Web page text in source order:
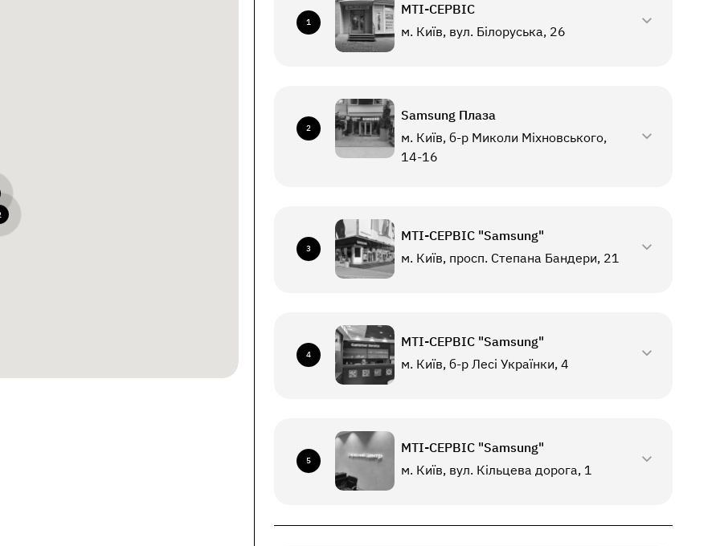
1
МТI-СЕРВІС
м. Київ, вул. Білоруська, 26
2
Samsung Плаза
м. Київ, б-р Миколи Міхновського,
14-16
3
МТI-СЕРВІС "Samsung"
м. Київ, просп. Степана Бандери, 21
4
МТI-СЕРВІС "Samsung"
м. Київ, б-р Лесі Українки, 4
5
МТI-СЕРВІС "Samsung"
м. Київ, вул. Кільцева дорога, 1